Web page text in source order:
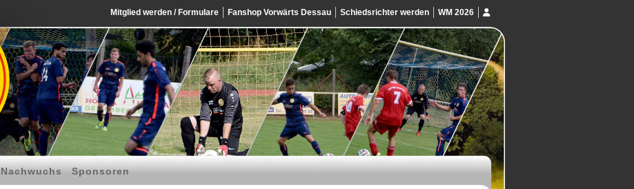
Mitglied werden / Formulare Fanshop Vorwärts Dessau Schiedsrichter werden WM 2026
Nachwuchs Sponsoren